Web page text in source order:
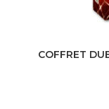
COFFRET